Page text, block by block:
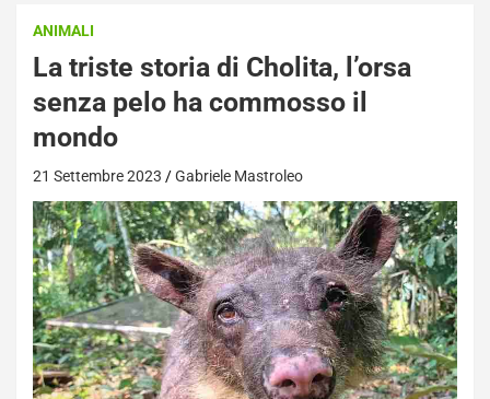
ANIMALI
La triste storia di Cholita, l’orsa
senza pelo ha commosso il
mondo
21 Settembre 2023 Gabriele Mastroleo